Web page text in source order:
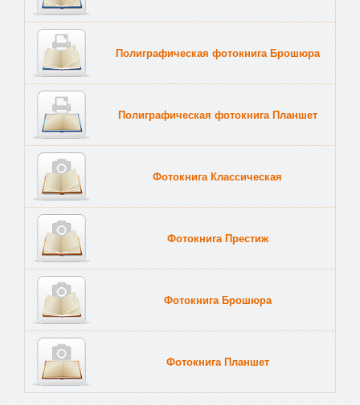
Полиграфическая фотокнига Брошюра
Полиграфическая фотокнига Планшет
Фотокнига Классическая
Фотокнига Престиж
Фотокнига Брошюра
Фотокнига Планшет